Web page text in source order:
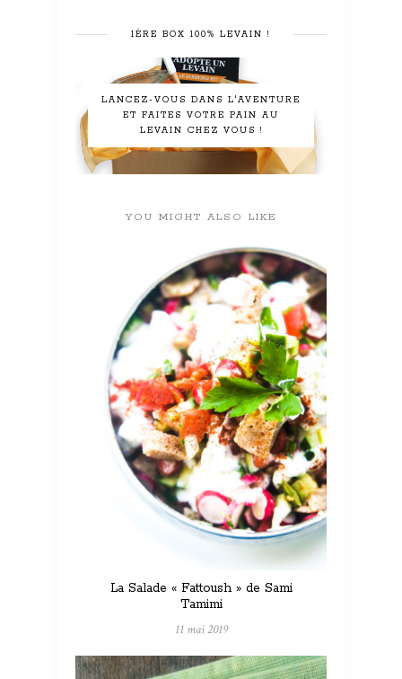
1ÈRE BOX 100% LEVAIN !
LANCEZ-VOUS DANS L'AVENTURE
ET FAITES VOTRE PAIN AU
LEVAIN CHEZ VOUS !
YOU MIGHT ALSO LIKE
La Salade « Fattoush » de Sami
Tamimi
11 mai 2019